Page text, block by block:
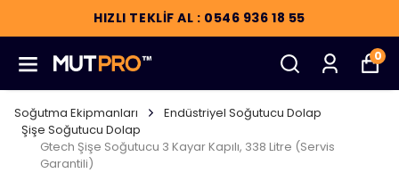
HIZLI TEKLİF AL : 0546 936 18 55
0
Soğutma Ekipmanları
Endüstriyel Soğutucu Dolap
Şişe Soğutucu Dolap
Gtech Şişe Soğutucu 3 Kayar Kapılı, 338 Litre (Servis
Garantili)